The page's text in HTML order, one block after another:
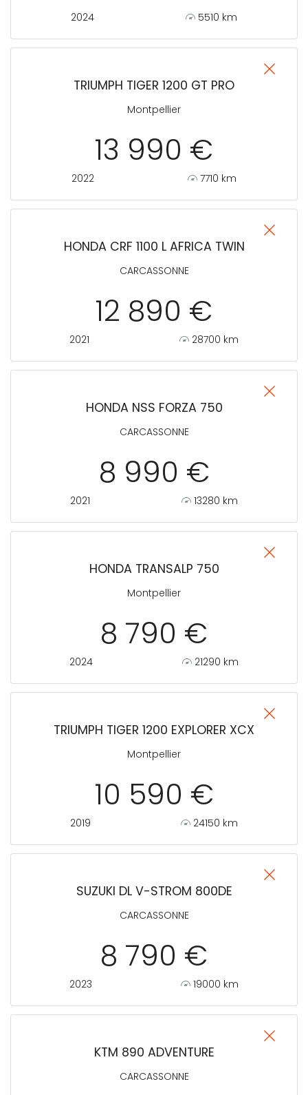
2024 5510 km
TRIUMPH TIGER 1200 GT PRO
Montpellier
13 990 €
2022 7710 km
HONDA CRF 1100 L AFRICA TWIN
CARCASSONNE
12 890 €
2021 28700 km
HONDA NSS FORZA 750
CARCASSONNE
8 990 €
2021 13280 km
HONDA TRANSALP 750
Montpellier
8 790 €
2024 21290 km
TRIUMPH TIGER 1200 EXPLORER XCX
Montpellier
10 590 €
2019 24150 km
SUZUKI DL V-STROM 800DE
CARCASSONNE
8 790 €
2023 19000 km
KTM 890 ADVENTURE
CARCASSONNE